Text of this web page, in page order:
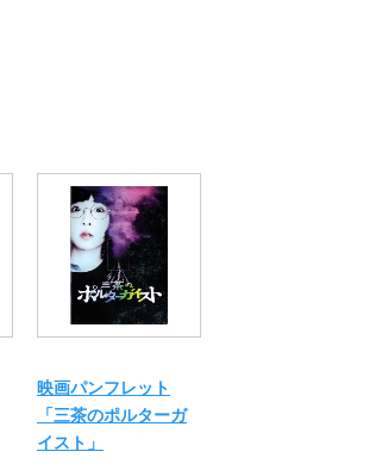
映画パンフレット
「三茶のポルターガ
イスト」